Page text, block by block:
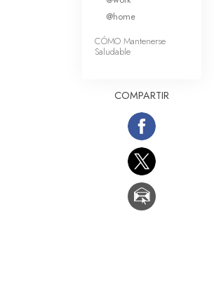
@home
CÓMO Mantenerse
Saludable
COMPARTIR